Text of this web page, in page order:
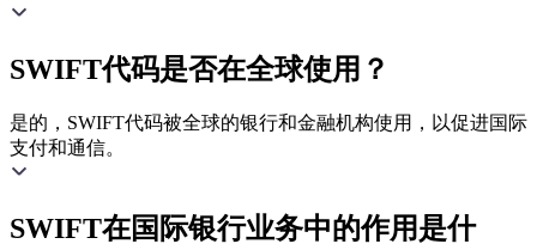
SWIFT代码是否在全球使用？
是的，SWIFT代码被全球的银行和金融机构使用，以促进国际
支付和通信。
SWIFT在国际银行业务中的作用是什